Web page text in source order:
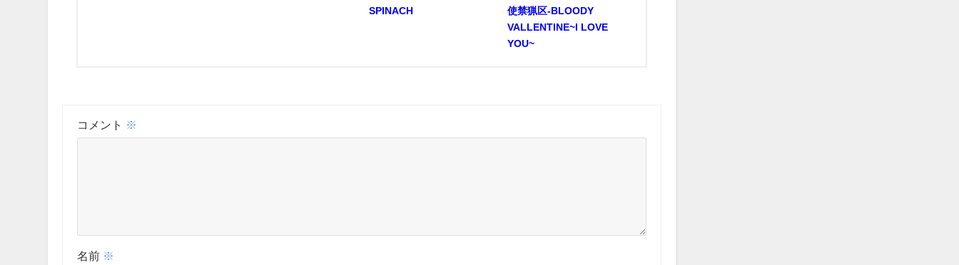
SPINACH
使禁猟区-BLOODY
VALLENTINE~I LOVE
YOU~
コメント ※
名前 ※